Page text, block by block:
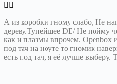
А из коробки гному слабо, Не
дереву.Тупейшее DE/ Не пойму
как и плазмы впрочем. Openbox
под тач на ноуте то гномик
есть под тач, я её лучше выберу.